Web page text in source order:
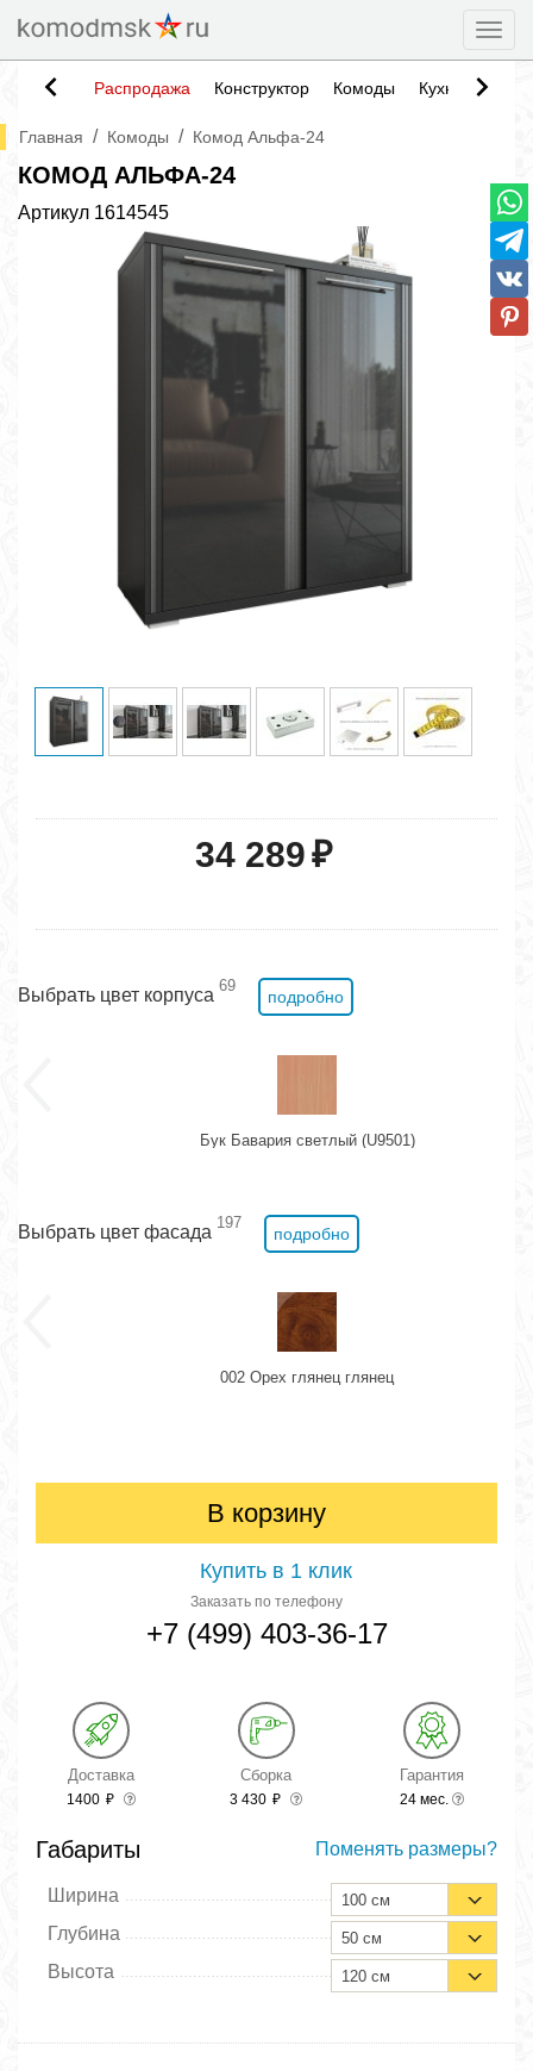
Распродажа Конструктор Комоды Кухни
Главная / Комоды / Комод Альфа-24
КОМОД АЛЬФА-24
Артикул 1614545
34 289₽
Выбрать цвет корпуса 69
подробно
Бук Бавария светлый (U9501)
Выбрать цвет фасада 197
подробно
002 Орех глянец глянец
В корзину
Купить в 1 клик
Заказать по телефону
+7 (499) 403-36-17
Доставка
1400 ₽
Сборка
3 430 ₽
Гарантия
24 мес.
Габариты Поменять размеры?
Ширина 100 см
Глубина 50 см
Высота 120 см